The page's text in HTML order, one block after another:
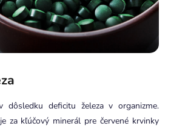
dôsledku deficitu železa v organizme.
za kľúčový minerál pre červené krvinky